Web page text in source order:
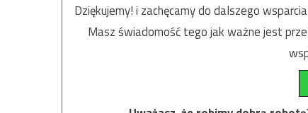
Dziękujemy! i zachęcamy do dalszego
Masz świadomość tego jak ważne jest